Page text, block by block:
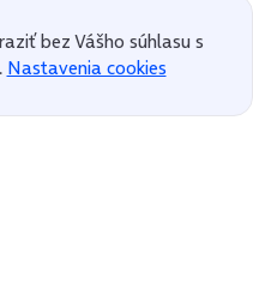
bez Vášho súhlasu s
Nastavenia cookies